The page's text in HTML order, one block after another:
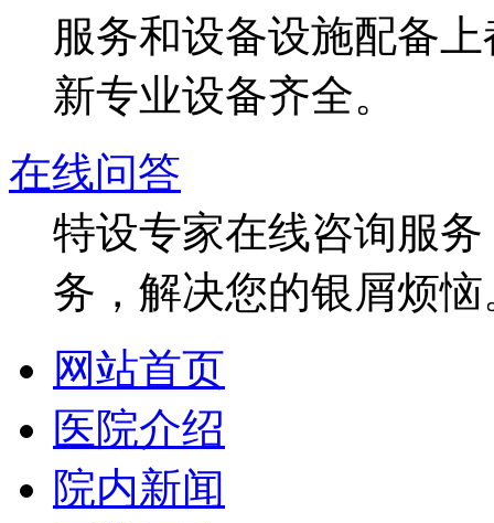
服务和设备设施配备
新专业设备齐全。
在线问答
特设专家在线咨询服
务，解决您的银屑烦恼
网站首页
医院介绍
院内新闻